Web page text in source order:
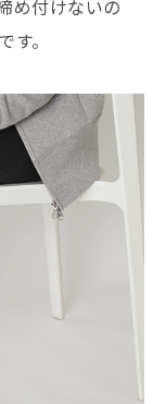
め付けないの
す。